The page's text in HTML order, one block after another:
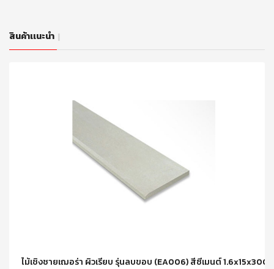
สินค้าเเนะนำ
ไม้เชิงชายเฌอร่า ผิวเรียบ รุ่นลบขอบ (EA006) สีซีเมนต์ 1.6x15x300